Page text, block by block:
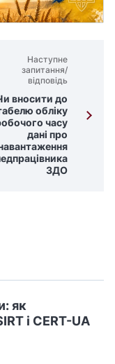
Наступне
запитання/
відповідь
вносити до
обліку
часу
дані про
ЗДО
як
і CERT-UA